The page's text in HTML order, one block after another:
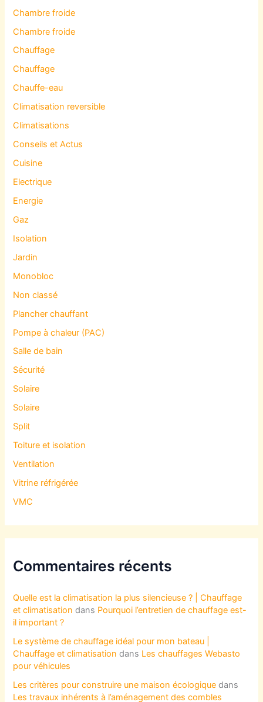
Chambre froide
Chambre froide
Chauffage
Chauffage
Chauffe-eau
Climatisation reversible
Climatisations
Conseils et Actus
Cuisine
Electrique
Energie
Gaz
Isolation
Jardin
Monobloc
Non classé
Plancher chauffant
Pompe à chaleur (PAC)
Salle de bain
Sécurité
Solaire
Solaire
Split
Toiture et isolation
Ventilation
Vitrine réfrigérée
VMC
Commentaires récents
Quelle est la climatisation la plus silencieuse ? | Chauffage
et climatisation dans Pourquoi l’entretien de chauffage est-
il important ?
Le système de chauffage idéal pour mon bateau |
Chauffage et climatisation dans Les chauffages Webasto
pour véhicules
Les critères pour construire une maison écologique dans
Les travaux inhérents à l’aménagement des combles